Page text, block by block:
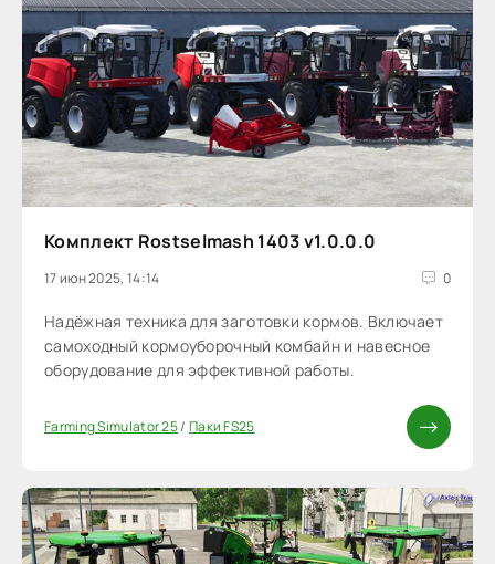
Комплект Rostselmash 1403 v1.0.0.0
17 июн 2025, 14:14 0
Надёжная техника для заготовки кормов. Включает
самоходный кормоуборочный комбайн и навесное
оборудование для эффективной работы.
Farming Simulator 25/ Паки FS25